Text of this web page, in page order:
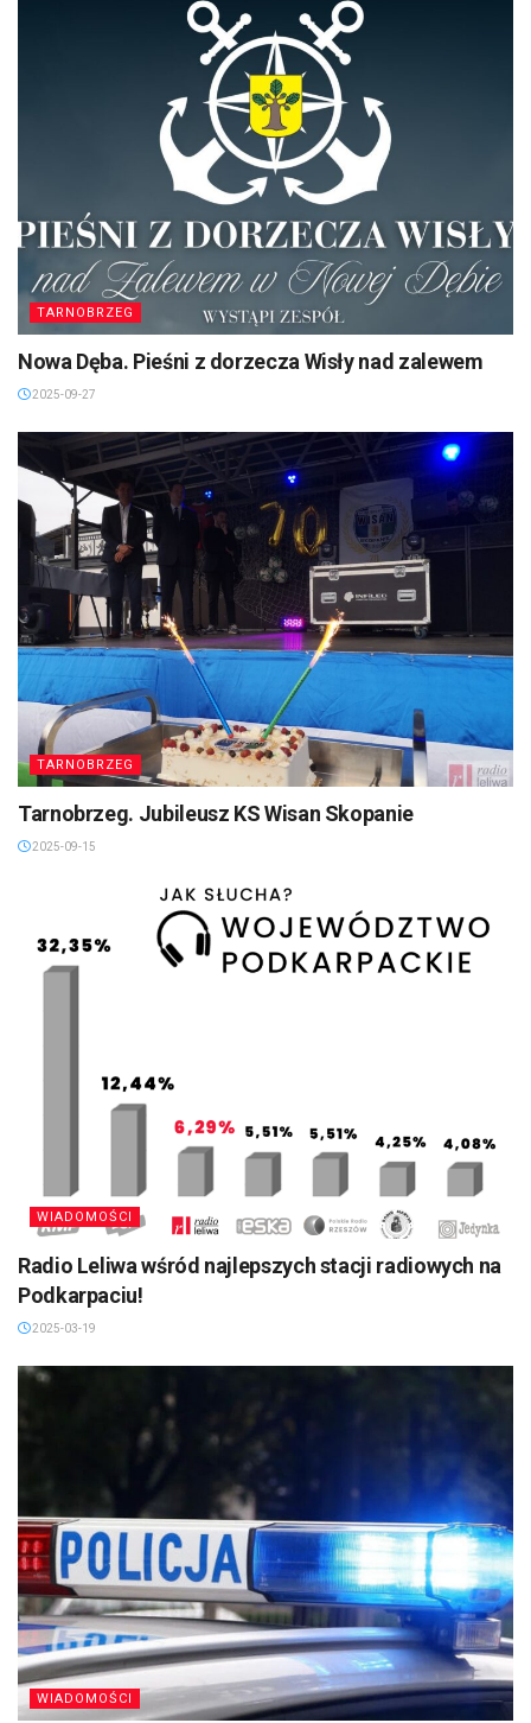
TARNOBRZEG
Nowa Dęba. Pieśni z dorzecza Wisły nad zalewem
2025-09-27
TARNOBRZEG
Tarnobrzeg. Jubileusz KS Wisan Skopanie
2025-09-15
WIADOMOŚCI
Radio Leliwa wśród najlepszych stacji radiowych na
Podkarpaciu!
2025-03-19
WIADOMOŚCI